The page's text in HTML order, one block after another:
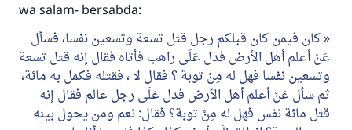
wa salam- bersabda:
كان فيمن كان قبلكم رجل قتل تسعة وتسعين نفسا، فسأل
عَنْ أعلم أهل الأرض فدل عَلَى راهب فأتاه فقال إنه قتل تسعة
وتسعين نفسا فهل له مِنْ توبة ؟ فقال لا ، فقتله فكمل به مائة،
ثم سأل عَنْ أعلم أهل الأرض فدل عَلَى رجل عالم فقال إنه
قتل مائة نفس فهل له مِنْ توبة؟ فقال: نعم ومن يحول بينه